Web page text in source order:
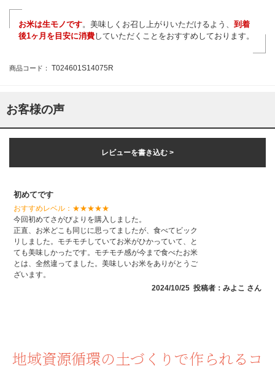
お米は生モノです。美味しくお召し上がりいただけるよう、 到着
後1ヶ月を目安に消費していただくことをおすすめしております。
商品コード： T024601S14075R
お客様の声
レビューを書き込む >
初めてです
おすすめレベル： ★★★★★
今回初めてさがびよりを購入しました。
正直、お米どこも同じに思ってましたが、食べてビック
リしました。モチモチしていてお米がひかっていて、と
ても美味しかったです。モチモチ感が今まで食べたお米
とは、全然違ってました。美味しいお米をありがとうご
ざいます。
2024/10/25 投稿者：みよこ さん
地域資源循環の土づくりで作られるコ